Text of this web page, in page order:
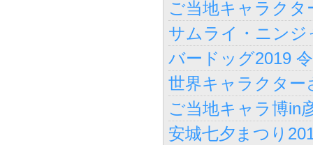
ご当地キャラク
サムライ・ニン
バードッグ2019
世界キャラクター
ご当地キャラ博in
安城七夕まつり